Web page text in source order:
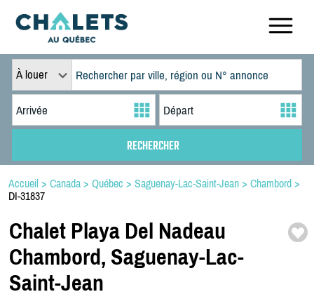
À louer
Accueil > Canada > Québec > Saguenay-Lac-Saint-Jean > Chambord >
DI-31837
Chalet Playa Del Nadeau
Chambord, Saguenay-Lac-
Saint-Jean